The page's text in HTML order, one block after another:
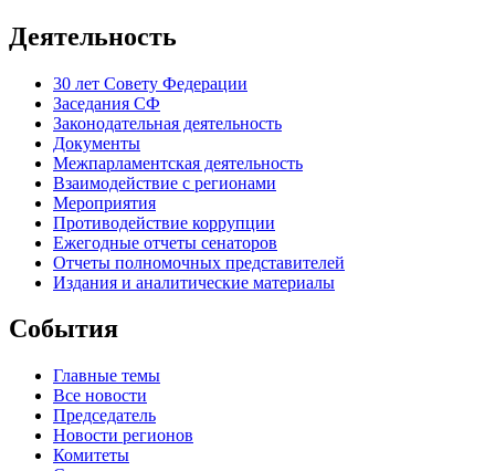
Деятельность
30 лет Совету Федерации
Заседания СФ
Законодательная деятельность
Документы
Межпарламентская деятельность
Взаимодействие с регионами
Мероприятия
Противодействие коррупции
Ежегодные отчеты сенаторов
Отчеты полномочных представителей
Издания и аналитические материалы
События
Главные темы
Все новости
Председатель
Новости регионов
Комитеты